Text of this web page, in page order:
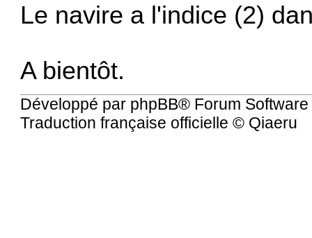
Le navire a l'indice (2)
A bientôt.
Développé par phpBB® Forum
Traduction française officielle © Qiaeru